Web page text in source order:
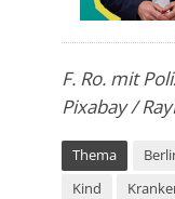
F. Ro. mit
Pixabay /
Thema
Kind